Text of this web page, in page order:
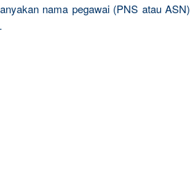
nama pegawai (PNS atau ASN)